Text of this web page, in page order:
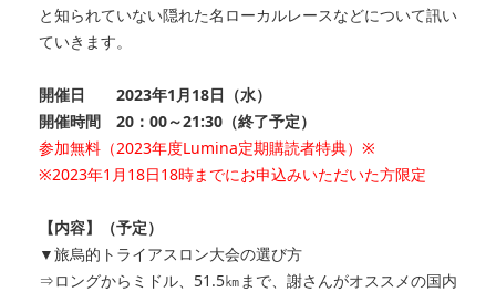
と知られていない隠れた名ローカルレースなどについて訊い
ていきます。
開催日 2023年1月18日（水）
開催時間 20：00～21:30（終了予定）
参加無料（2023年度Lumina定期購読者特典）※
※2023年1月18日18時までにお申込みいただいた方限定
【内容】（予定）
▼旅烏的トライアスロン大会の選び方
⇒ロングからミドル、51.5㎞まで、謝さんがオススメの国内